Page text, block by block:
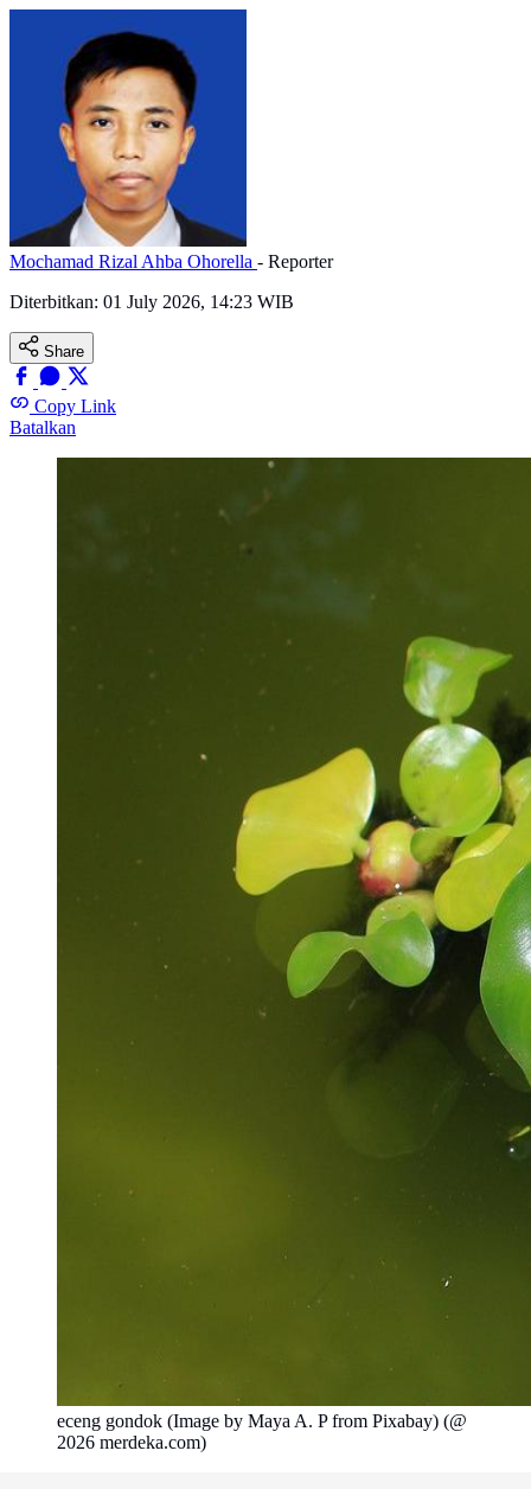
Mochamad Rizal Ahba Ohorella - Reporter
Diterbitkan: 01 July 2026, 14:23 WIB
Share
Copy Link
Batalkan
eceng gondok (Image by Maya A. P from Pixabay) (@
2026 merdeka.com)